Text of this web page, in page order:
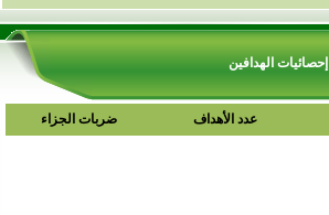
إحصائيات الهدافين
عدد الأهداف ضربات الجزاء